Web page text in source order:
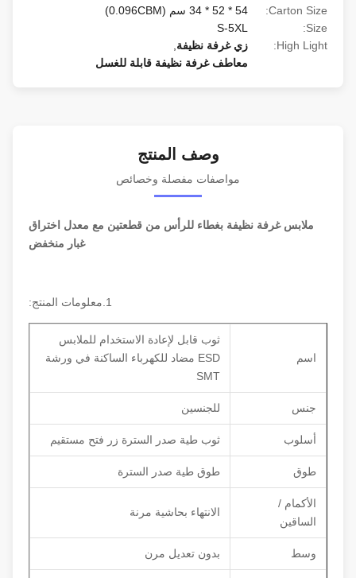
Carton Size:
54 * 52 * 34 سم (0.096CBM)
S-5XL
High Light:
زي غرفة نظيفة,
معاطف غرفة نظيفة قابلة للغسل
وصف المنتج
مواصفات مفصلة وخصائص
ملابس غرفة نظيفة بغطاء للرأس من قطعتين مع معدل اختراق
غبار منخفض
ثوب قابل لإعادة الاستخدام للملابس
ESD مضاد للكهرباء الساكنة في ورشة
للجنسين
أسلوب ثوب طية صدر السترة زر فتح مستقيم
طوق طية صدر السترة
الأكمام /
الساقين
الانتهاء بحاشية مرنة
بدون تعديل مرن